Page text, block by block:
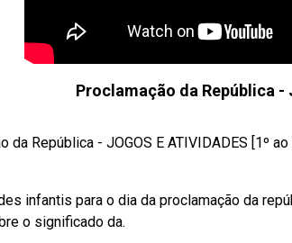
Proclamação da República -
da República - JOGOS E ATIVIDADES [1º
infantis para o dia da proclamação da
o significado da.